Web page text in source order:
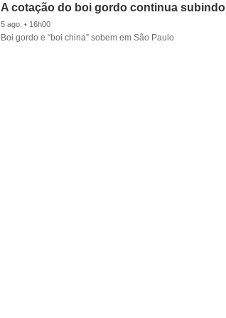
A cotação do boi gordo continua subindo
5 ago. • 16h00
Boi gordo e “boi china” sobem em São Paulo